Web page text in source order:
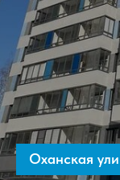
Оханская